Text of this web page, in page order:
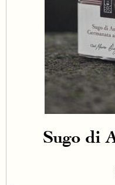
Sugo di